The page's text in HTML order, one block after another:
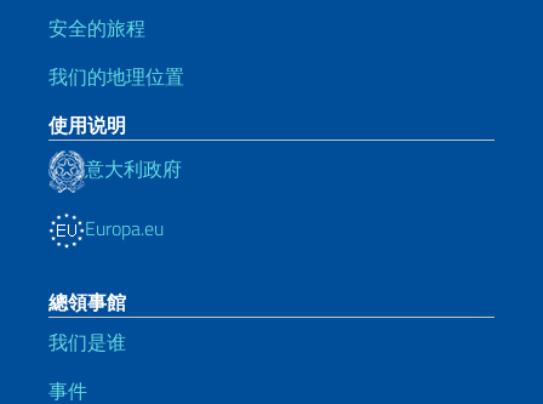
安全的旅程
我们的地理位置
使用说明
意大利政府
Europa.eu
總領事館
我们是谁
事件